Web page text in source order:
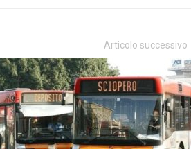
Articolo successivo